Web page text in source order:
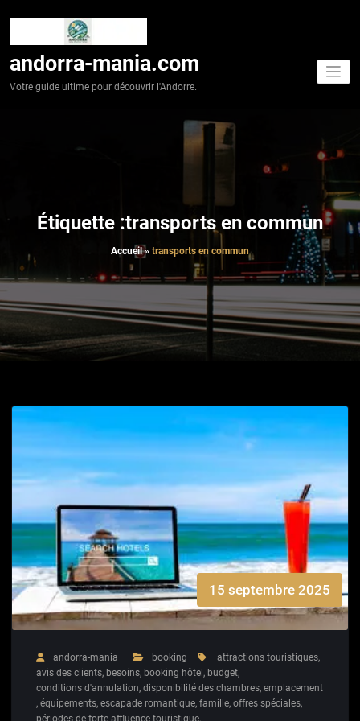
andorra-mania.com
Votre guide ultime pour découvrir l'Andorre.
Étiquette :transports en commun
Accueil» transports en commun
15 septembre 2025
andorra-mania booking attractions touristiques,
avis des clients, besoins, booking hôtel , budget,
conditions d'annulation, disponibilité des chambres, emplacement
, équipements, escapade romantique, famille, offres spéciales,